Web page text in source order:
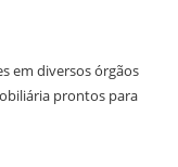
em diversos órgãos
prontos para